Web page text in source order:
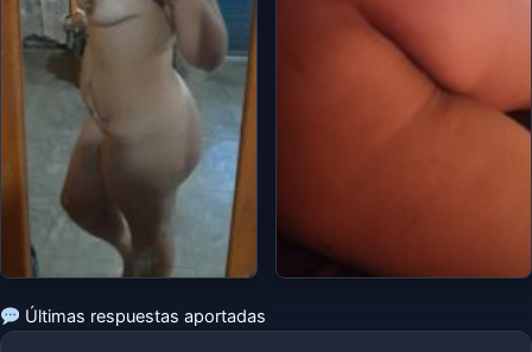
Últimas respuestas aportadas